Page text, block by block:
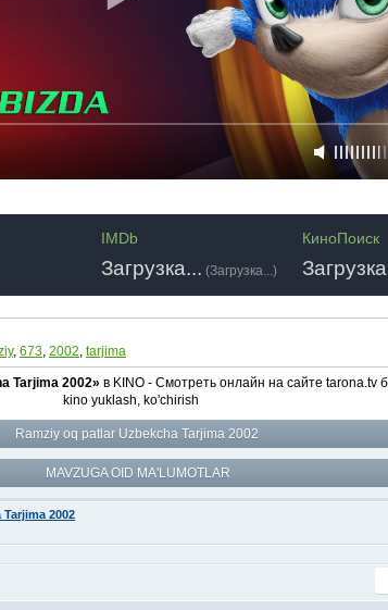
IMDb
Загрузка... (Загрузка... )
КиноПоиск
, 673, 2002, tarjima
Tarjima 2002» в KINO - Смотреть онлайн на сайте tarona.tv
kino yuklash, ko'chirish
Ramziy oq patlar Uzbekcha Tarjima 2002
MAVZUGA OID MA'LUMOTLAR
2002